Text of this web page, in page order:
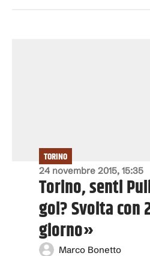
24 novembre 2015, 15:35
TORINO
Torino, senti
gol? Svolta con
giorno»
Marco Bonetto